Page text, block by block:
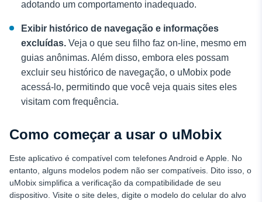
adotando um comportamento inadequado.
Exibir histórico de navegação e informações
excluídas. Veja o que seu filho faz on-line, mesmo em
guias anônimas. Além disso, embora eles possam
excluir seu histórico de navegação, o uMobix pode
acessá-lo, permitindo que você veja quais sites eles
visitam com frequência.
Como começar a usar o uMobix
Este aplicativo é compatível com telefones Android e Apple. No
entanto, alguns modelos podem não ser compatíveis. Dito isso, o
uMobix simplifica a verificação da compatibilidade de seu
dispositivo. Visite o site deles, digite o modelo do celular do alvo